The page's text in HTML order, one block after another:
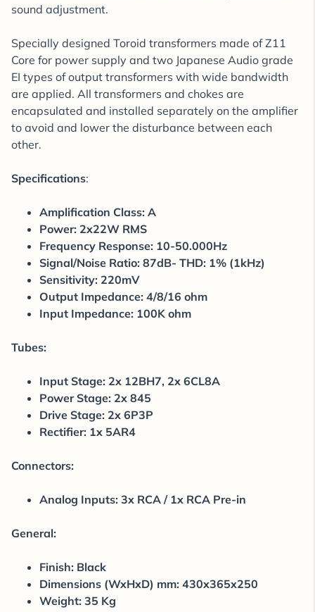
sound adjustment.
Specially designed Toroid transformers made of Z11
Core for power supply and two Japanese Audio grade
EI types of output transformers with wide bandwidth
are applied. All transformers and chokes are
encapsulated and installed separately on the amplifier
to avoid and lower the disturbance between each
other.
Specifications:
Amplification Class: A
Power: 2x22W RMS
Frequency Response: 10-50.000Hz
Signal/Noise Ratio: 87dB- THD: 1% (1kHz)
Sensitivity: 220mV
Output Impedance: 4/8/16 ohm
Input Impedance: 100K ohm
Tubes:
Input Stage: 2x 12BH7, 2x 6CL8A
Power Stage: 2x 845
Drive Stage: 2x 6P3P
Rectifier: 1x 5AR4
Connectors:
Analog Inputs: 3x RCA / 1x RCA Pre-in
General:
Finish: Black
Dimensions (WxHxD) mm: 430x365x250
Weight: 35 Kg